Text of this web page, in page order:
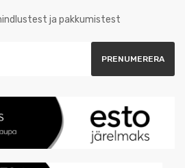
ja pakkumistest